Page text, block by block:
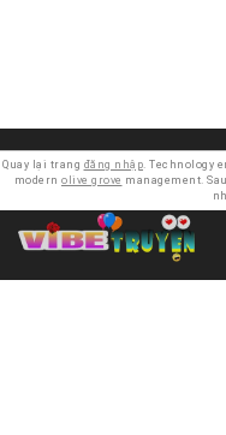
Quay lại trang đăng nhập. Technology
modern olive grove management.